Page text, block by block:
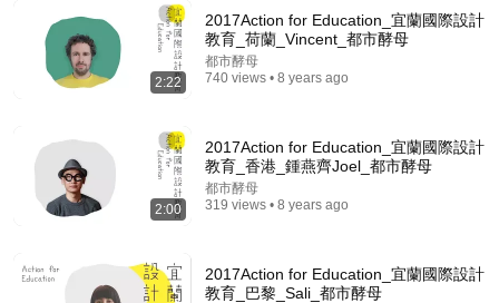
7 Western Hygiene Habits That Disgust Japanese
People — Stop Doing These Now
Inside Japan Living 243K views
2:22
2017Action for Education_宜蘭國際設計
教育_荷蘭_Vincent_都市酵母
都市酵母
740 views • 8 years ago
2:00
2017Action for Education_宜蘭國際設計
教育_香港_鍾燕齊Joel_都市酵母
都市酵母
319 views • 8 years ago
2017Action for Education_宜蘭國際設計
教育_巴黎_Sali_都市酵母